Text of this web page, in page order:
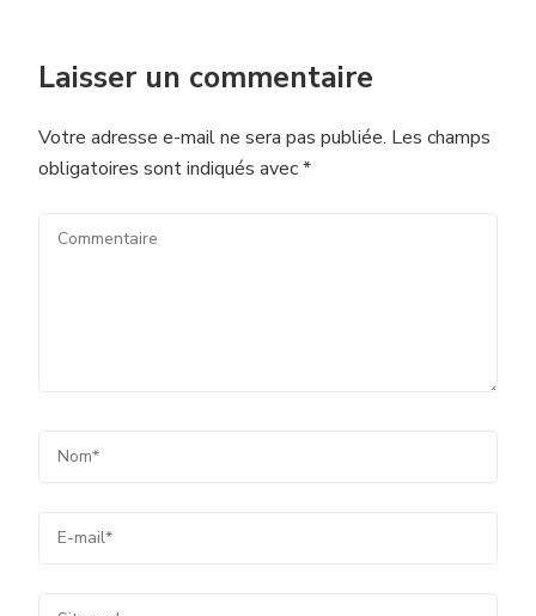
Laisser un commentaire
Votre adresse e-mail ne sera pas publiée. Les champs
obligatoires sont indiqués avec*